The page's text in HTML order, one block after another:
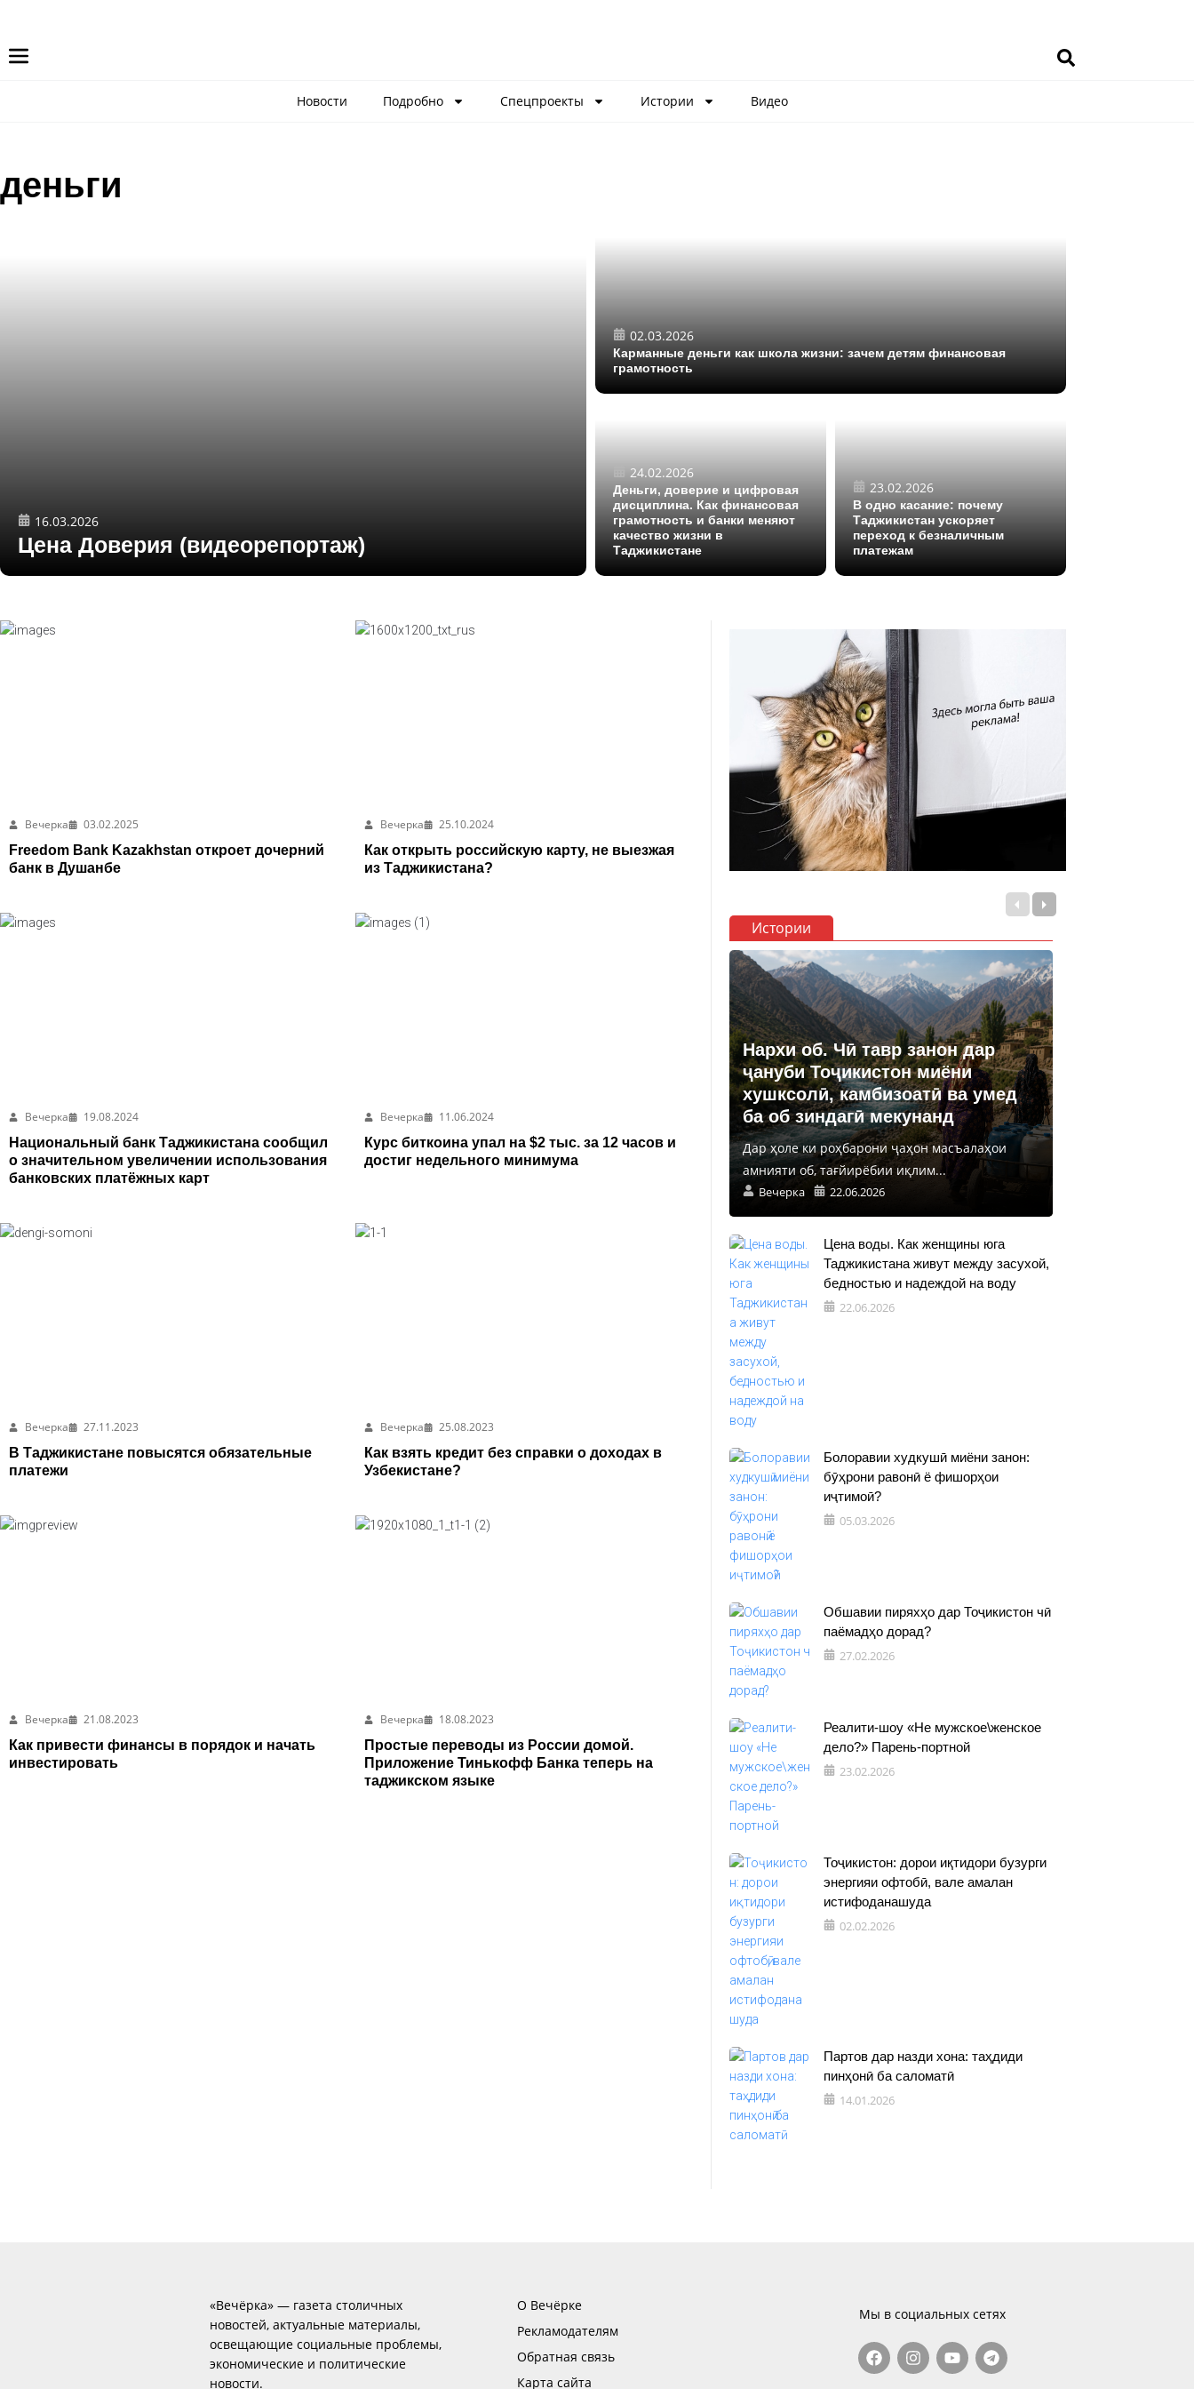
Новости Подробно Спецпроекты Истории Видео
деньги
16.03.2026
Цена Доверия (видеорепортаж)
02.03.2026
Карманные деньги как школа жизни: зачем детям финансовая
грамотность
24.02.2026
Деньги, доверие и цифровая
дисциплина. Как финансовая
грамотность и банки меняют
качество жизни в
Таджикистане
23.02.2026
В одно касание: почему
Таджикистан ускоряет
переход к безналичным
платежам
Вечерка
03.02.2025
Freedom Bank Kazakhstan откроет дочерний
банк в Душанбе
Вечерка
25.10.2024
Как открыть российскую карту, не выезжая
из Таджикистана?
Вечерка
19.08.2024
Национальный банк Таджикистана сообщил
о значительном увеличении использования
банковских платёжных карт
Вечерка
11.06.2024
Курс биткоина упал на $2 тыс. за 12 часов и
достиг недельного минимума
Вечерка
27.11.2023
В Таджикистане повысятся обязательные
платежи
Вечерка
25.08.2023
Как взять кредит без справки о доходах в
Узбекистане?
Вечерка
21.08.2023
Как привести финансы в порядок и начать
инвестировать
Вечерка
18.08.2023
Простые переводы из России домой.
Приложение Тинькофф Банка теперь на
таджикском языке
Истории
Нархи об. Чӣ тавр занон дар
ҷануби Тоҷикистон миёни
хушксолӣ, камбизоатӣ ва умед
ба об зиндагӣ мекунанд
Дар ҳоле ки роҳбарони ҷаҳон масъалаҳои
амнияти об, тағйирёбии иқлим...
Вечерка 22.06.2026
Цена воды. Как женщины юга
Таджикистана живут между засухой,
бедностью и надеждой на воду
22.06.2026
Болоравии худкушӣ миёни занон:
бӯҳрони равонӣ ё фишорҳои
иҷтимоӣ?
05.03.2026
Обшавии пиряхҳо дар Тоҷикистон чӣ
паёмадҳо дорад?
27.02.2026
Реалити-шоу «Не мужское\женское
дело?» Парень-портной
23.02.2026
Тоҷикистон: дорои иқтидори бузурги
энергияи офтобӣ, вале амалан
истифоданашуда
02.02.2026
Партов дар назди хона: таҳдиди
пинҳонӣ ба саломатӣ
14.01.2026
«Вечёрка» — газета столичных
новостей, актуальные материалы,
освещающие социальные проблемы,
экономические и политические
новости.
О Вечёрке
Рекламодателям
Обратная связь
Карта сайта
Мы в социальных сетях